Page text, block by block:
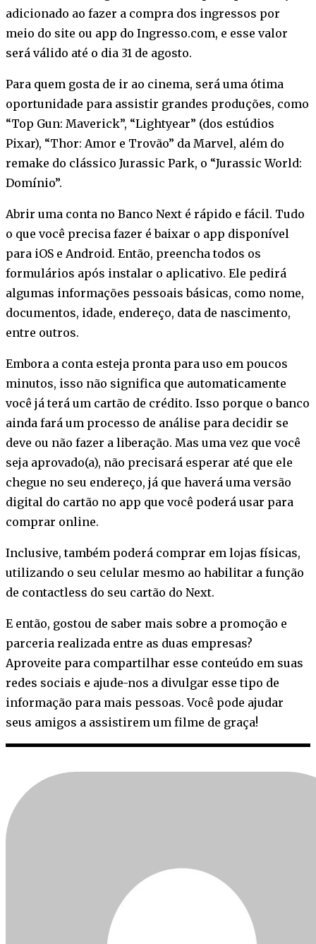
adicionado ao fazer a compra dos ingressos por
meio do site ou app do Ingresso.com, e esse valor
será válido até o dia 31 de agosto.
Para quem gosta de ir ao cinema, será uma ótima
oportunidade para assistir grandes produções, como
“Top Gun: Maverick”, “Lightyear” (dos estúdios
Pixar), “Thor: Amor e Trovão” da Marvel, além do
remake do clássico Jurassic Park, o “Jurassic World:
Domínio”.
Abrir uma conta no Banco Next é rápido e fácil. Tudo
o que você precisa fazer é baixar o app disponível
para iOS e Android. Então, preencha todos os
formulários após instalar o aplicativo. Ele pedirá
algumas informações pessoais básicas, como nome,
documentos, idade, endereço, data de nascimento,
entre outros.
Embora a conta esteja pronta para uso em poucos
minutos, isso não significa que automaticamente
você já terá um cartão de crédito. Isso porque o banco
ainda fará um processo de análise para decidir se
deve ou não fazer a liberação. Mas uma vez que você
seja aprovado(a), não precisará esperar até que ele
chegue no seu endereço, já que haverá uma versão
digital do cartão no app que você poderá usar para
comprar online.
Inclusive, também poderá comprar em lojas físicas,
utilizando o seu celular mesmo ao habilitar a função
de contactless do seu cartão do Next.
E então, gostou de saber mais sobre a promoção e
parceria realizada entre as duas empresas?
Aproveite para compartilhar esse conteúdo em suas
redes sociais e ajude-nos a divulgar esse tipo de
informação para mais pessoas. Você pode ajudar
seus amigos a assistirem um filme de graça!